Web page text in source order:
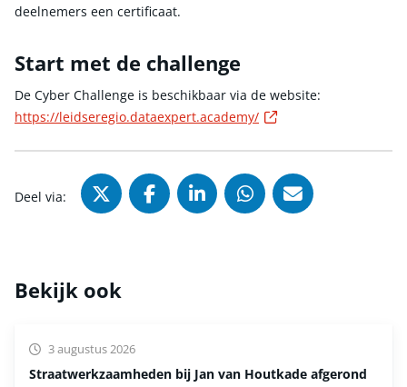
deelnemers een certificaat.
Start met de challenge
De Cyber Challenge is beschikbaar via de website:
https://leidseregio.dataexpert.academy/
Deel via: Deel via X (Twitter), opent in
Deel via Facebook, opent
Deel via LinkedIn,
Deel viaDeel via
Bekijk ook
Straatwerkzaamheden bij Jan van Houtkade afgerond
3 augustus 2026